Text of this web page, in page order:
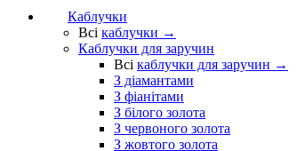
Каблучки
Всі каблучки →
Каблучки для заручин
Всі каблучки для заручин →
З діамантами
З фіанітами
З білого золота
З червоного золота
З жовтого золота